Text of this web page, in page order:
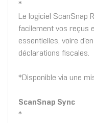
*
Le logiciel ScanSnap
facilement vos reçus
essentielles, voire
déclarations fiscales.
*Disponible via une
ScanSnap Sync
*